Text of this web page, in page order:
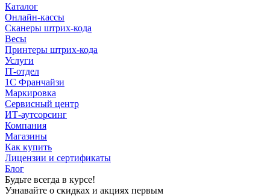
Каталог
Онлайн-кассы
Сканеры штрих-кода
Весы
Принтеры штрих-кода
Услуги
IT-отдел
1С Франчайзи
Маркировка
Сервисный центр
ИТ-аутсорсинг
Компания
Магазины
Как купить
Лицензии и сертификаты
Блог
Будьте всегда в курсе!
Узнавайте о скидках и акциях первым